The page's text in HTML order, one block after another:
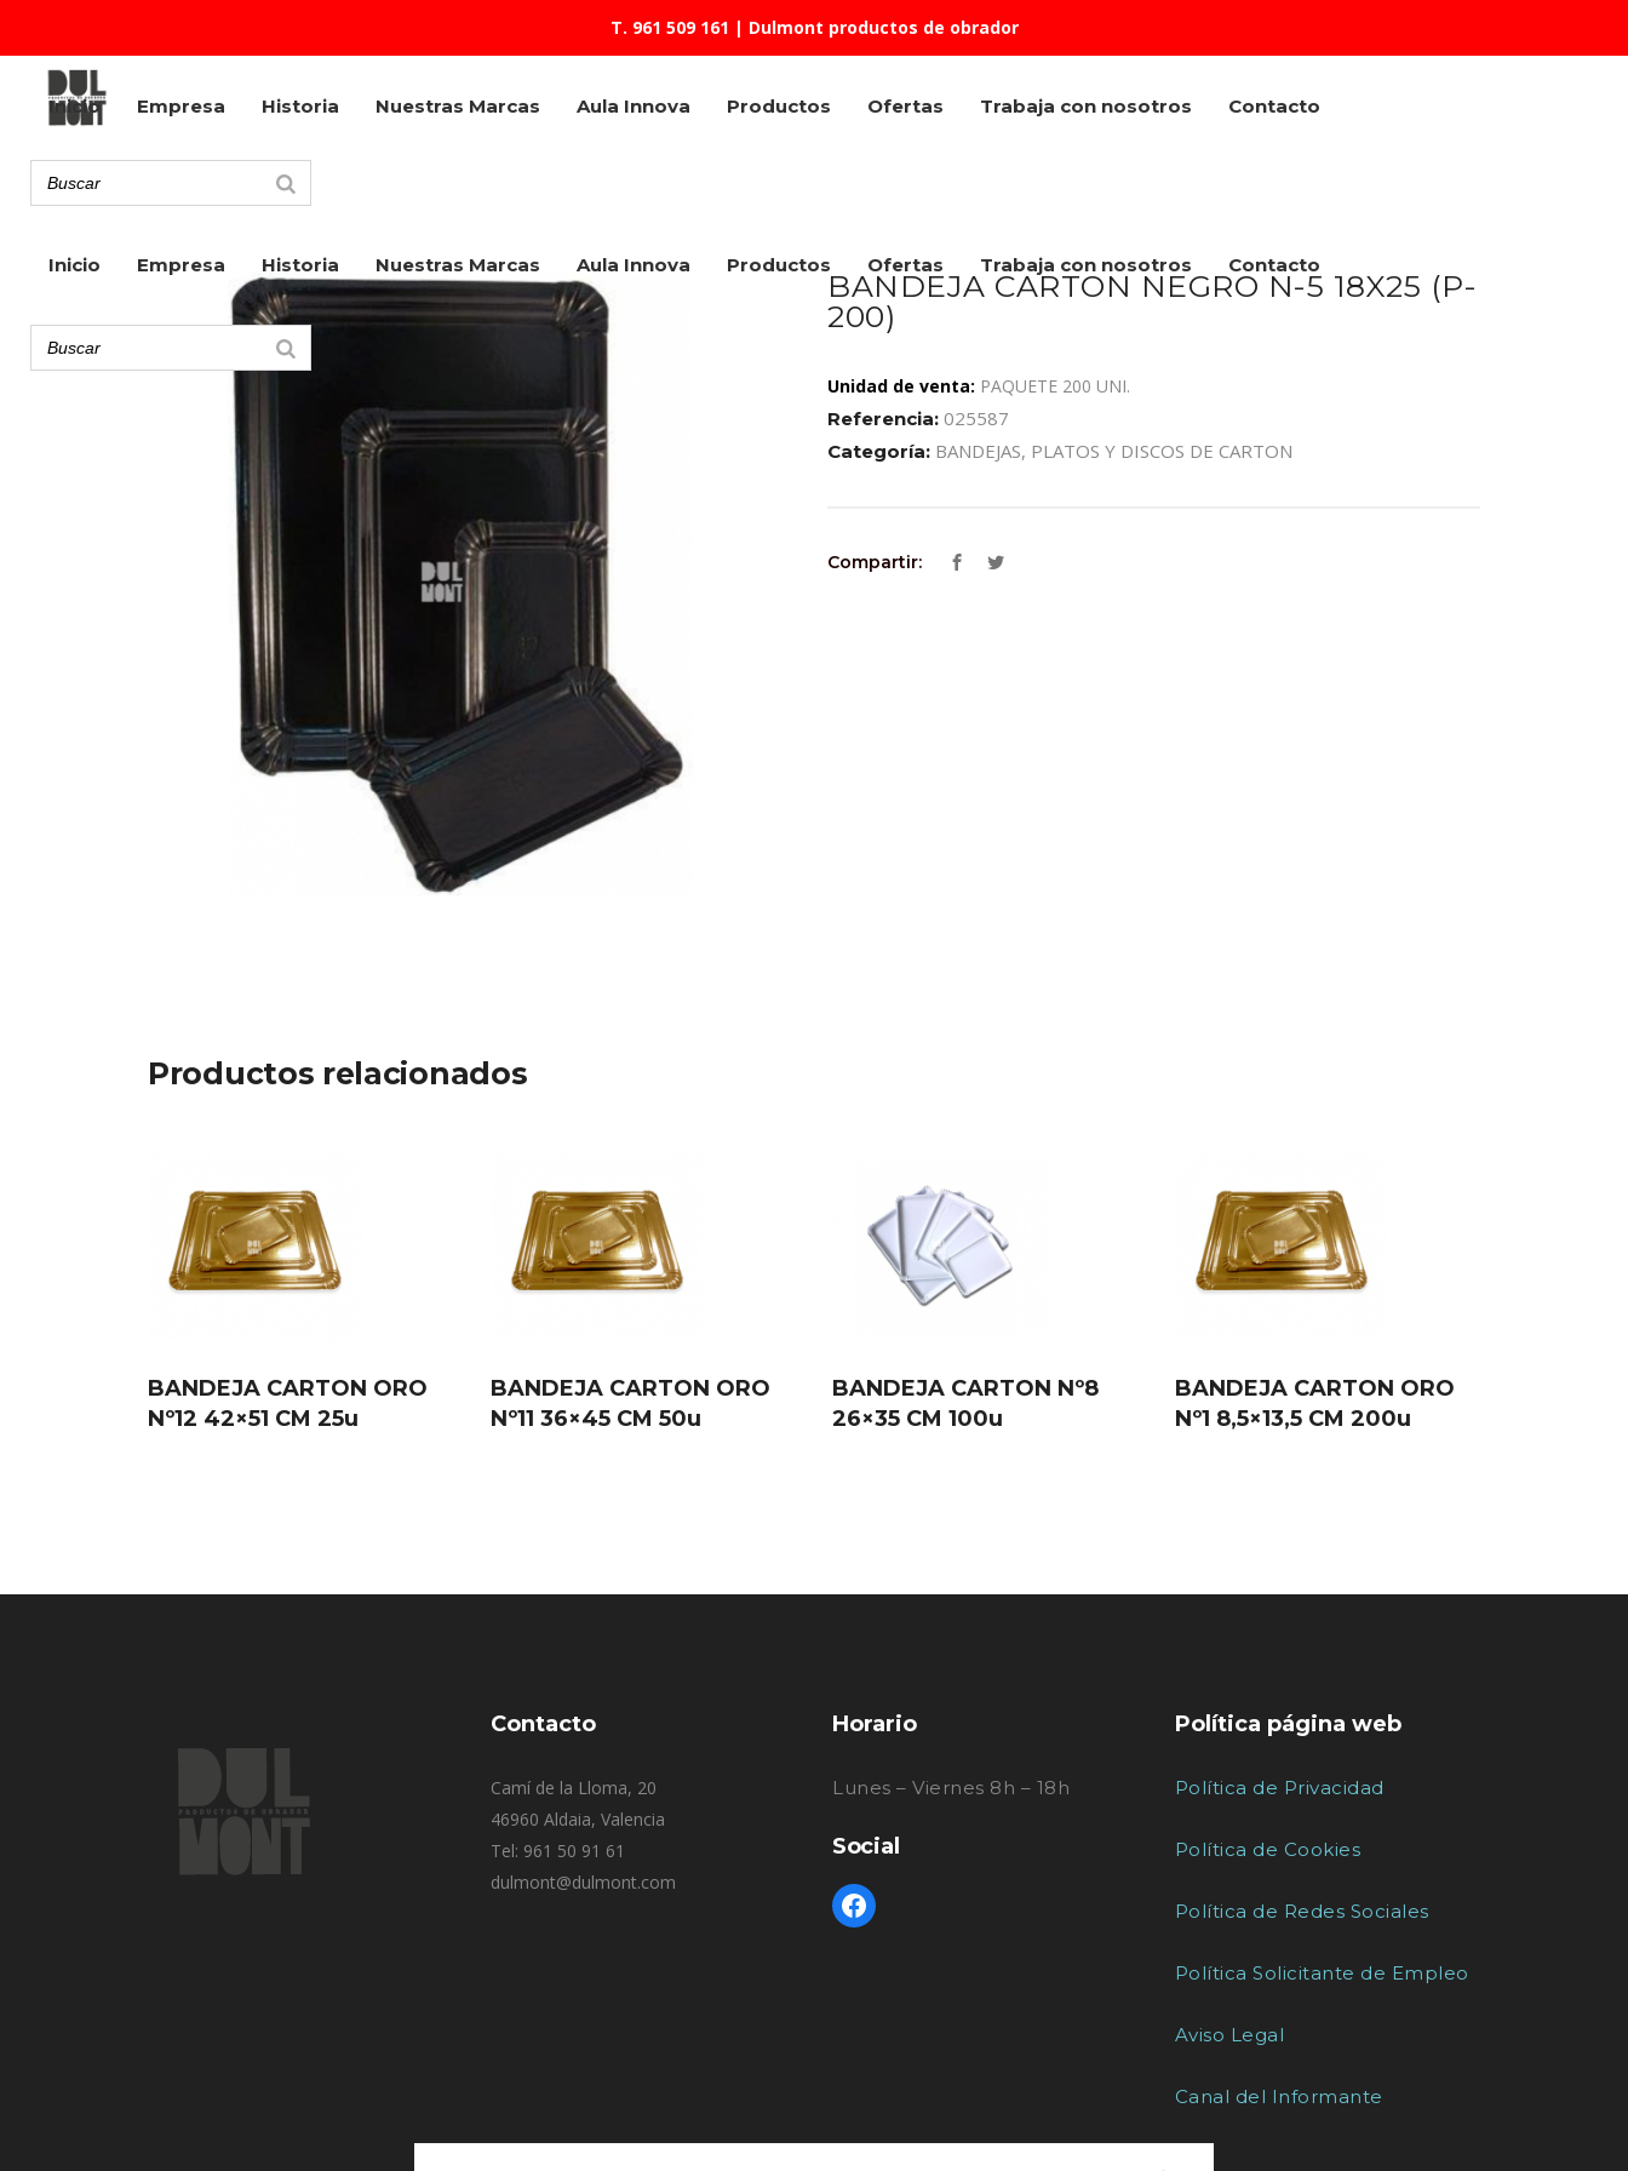
T. 961 509 161 | Dulmont productos de obrador
Inicio Empresa Historia Nuestras Marcas Aula Innova Productos Ofertas Trabaja con nosotros Contacto
Inicio Empresa Historia Nuestras Marcas Aula Innova Productos Ofertas Trabaja con nosotros Contacto
BANDEJA CARTON NEGRO N-5 18X25 (P-
200)
Unidad de venta: PAQUETE 200 UNI.
Referencia: 025587
Categoría: BANDEJAS, PLATOS Y DISCOS DE CARTON
Compartir:
Productos relacionados
BANDEJA CARTON ORO
Nº12 42×51 CM 25u
BANDEJA CARTON ORO
Nº11 36×45 CM 50u
BANDEJA CARTON Nº8
26×35 CM 100u
BANDEJA CARTON ORO
Nº1 8,5×13,5 CM 200u
Contacto
Camí de la Lloma, 20
46960 Aldaia, Valencia
Tel: 961 50 91 61
dulmont@dulmont.com
Horario
Lunes – Viernes 8h – 18h
Social
Política página web
Política de Privacidad
Política de Cookies
Política de Redes Sociales
Política Solicitante de Empleo
Aviso Legal
Canal del Informante